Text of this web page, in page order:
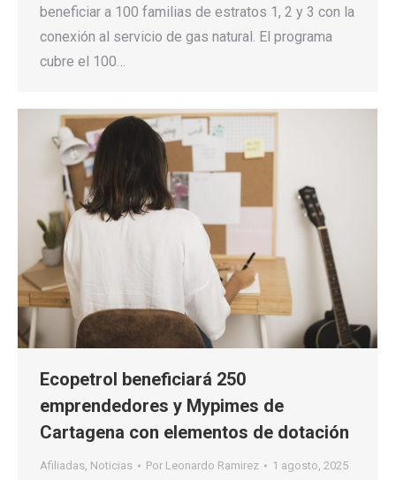
beneficiar a 100 familias de estratos 1, 2 y 3 con la
conexión al servicio de gas natural. El programa
cubre el 100…
Ecopetrol beneficiará 250
emprendedores y Mypimes de
Cartagena con elementos de dotación
Afiliadas, Noticias Por Leonardo Ramirez 1 agosto, 2025